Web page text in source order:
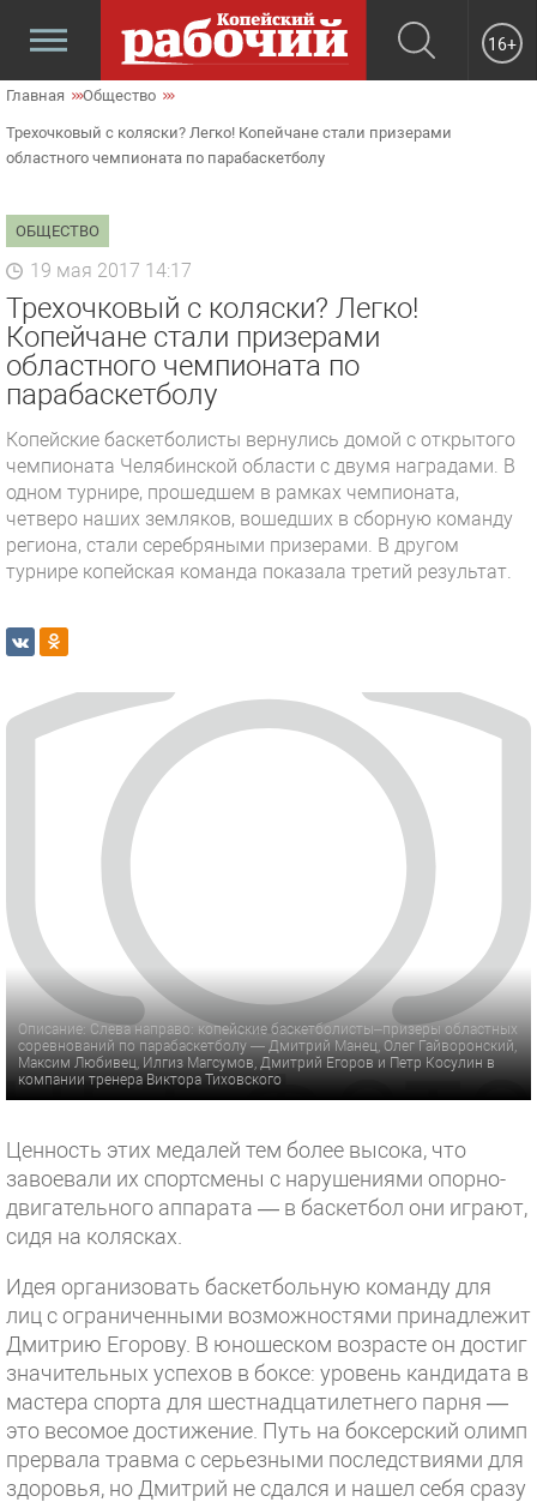
16+
Главная Общество
Трехочковый с коляски? Легко! Копейчане стали призерами
областного чемпионата по парабаскетболу
ОБЩЕСТВО
19 мая 2017 14:17
Трехочковый с коляски? Легко!
Копейчане стали призерами
областного чемпионата по
парабаскетболу
Копейские баскетболисты вернулись домой с открытого
чемпионата Челябинской области с двумя наградами. В
одном турнире, прошедшем в рамках чемпионата,
четверо наших земляков, вошедших в сборную команду
региона, стали серебряными призерами. В другом
турнире копейская команда показала третий результат.
Описание: Слева направо: копейские баскетболисты–призеры областных
соревнований по парабаскетболу — Дмитрий Манец, Олег Гайворонский,
Максим Любивец, Илгиз Магсумов, Дмитрий Егоров и Петр Косулин в
компании тренера Виктора Тиховского
Ценность этих медалей тем более высока, что
завоевали их спортсмены с нарушениями опорно-
двигательного аппарата — в баскетбол они играют,
сидя на колясках.
Идея организовать баскетбольную команду для
лиц с ограниченными возможностями принадлежит
Дмитрию Егорову. В юношеском возрасте он достиг
значительных успехов в боксе: уровень кандидата в
мастера спорта для шестнадцатилетнего парня —
это весомое достижение. Путь на боксерский олимп
прервала травма с серьезными последствиями для
здоровья, но Дмитрий не сдался и нашел себя сразу